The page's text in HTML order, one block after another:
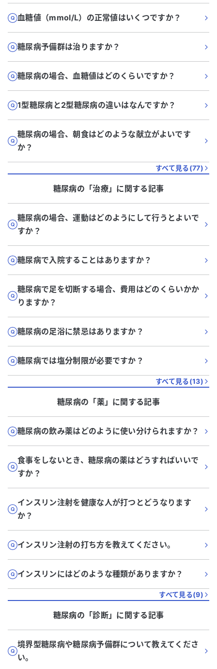
血糖値（mmol/L）の正常値はいくつですか？
糖尿病予備群は治りますか？
糖尿病の場合、血糖値はどのくらいですか？
1型糖尿病と2型糖尿病の違いはなんですか？
糖尿病の場合、朝食はどのような献立がよいです
か？
すべて見る(77)
糖尿病の「治療」に関する記事
糖尿病の場合、運動はどのようにして行うとよいで
すか？
糖尿病で入院することはありますか？
糖尿病で足を切断する場合、費用はどのくらいかか
りますか？
糖尿病の足浴に禁忌はありますか？
糖尿病では塩分制限が必要ですか？
すべて見る(13)
糖尿病の「薬」に関する記事
糖尿病の飲み薬はどのように使い分けられますか？
食事をしないとき、糖尿病の薬はどうすればいいで
すか？
インスリン注射を健康な人が打つとどうなります
か？
インスリン注射の打ち方を教えてください。
インスリンにはどのような種類がありますか？
すべて見る(9)
糖尿病の「診断」に関する記事
境界型糖尿病や糖尿病予備群について教えてくださ
い。